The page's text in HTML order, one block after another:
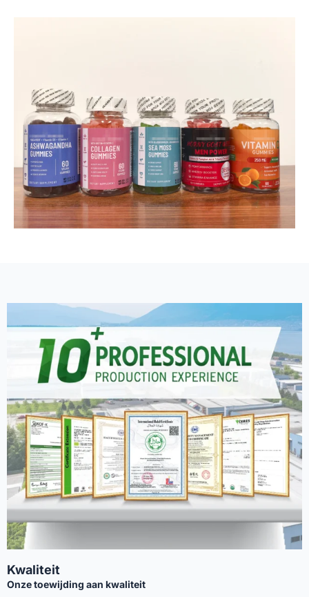
Kwaliteit
Onze toewijding aan kwaliteit